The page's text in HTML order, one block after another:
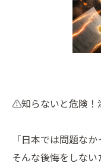
⚠️知らないと危険！
「日本では問題なか
そんな後悔をしな